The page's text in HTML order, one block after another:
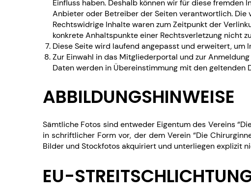
Einfluss haben. Deshalb können wir für diese
Anbieter oder Betreiber der Seiten verantwortlich.
Rechtswidrige Inhalte waren zum Zeitpunkt der
konkrete Anhaltspunkte einer Rechtsverletzung nicht
Diese Seite wird laufend angepasst und erweitert,
Zur Einwahl in das Mitgliederportal und zur
Daten werden in Übereinstimmung mit den
ABBILDUNGSHINWEISE
Sämtliche Fotos sind entweder Eigentum des Vereins
in schriftlicher Form vor, der dem Verein “Die
Bilder und Stockfotos akquiriert und unterliegen explizit
EU-